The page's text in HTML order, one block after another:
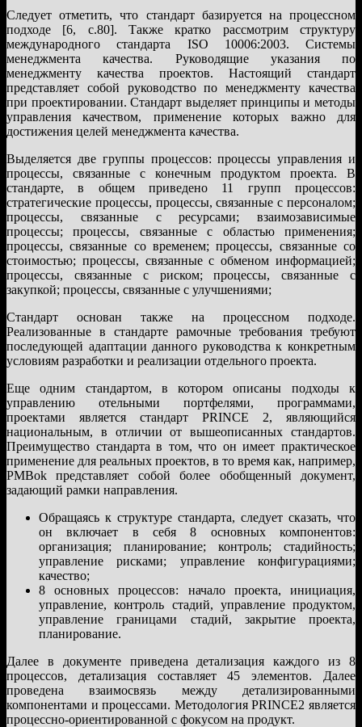
Следует отметить, что стандарт базируется на процессном
подходе [6, с.80]. Также кратко рассмотрим структуру
международного стандарта ISO 10006:2003. Системы
менеджмента качества. Руководящие указания по
менеджменту качества проектов. Настоящий стандарт
представляет собой руководство по менеджменту качества
при проектировании. Стандарт выделяет принципы и методы
управления качеством, применение которых важно для
достижения целей менеджмента качества.
Выделяется две группы процессов: процессы управления и
процессы, связанные с конечным продуктом проекта. В
стандарте, в общем приведено 11 групп процессов:
стратегические процессы, процессы, связанные с персоналом;
процессы, связанные с ресурсами; взаимозависимые
процессы; процессы, связанные с областью применения;
процессы, связанные со временем; процессы, связанные со
стоимостью; процессы, связанные с обменом информацией;
процессы, связанные с риском; процессы, связанные с
закупкой; процессы, связанные с улучшениями;
Стандарт основан также на процессном подходе.
Реализованные в стандарте рамочные требования требуют
последующей адаптации данного руководства к конкретным
условиям разработки и реализации отдельного проекта.
Еще одним стандартом, в котором описаны подходы к
управлению отельными портфелями, программами,
проектами является стандарт PRINCE 2, являющийся
национальным, в отличии от вышеописанных стандартов.
Преимущество стандарта в том, что он имеет практическое
применение для реальных проектов, в то время как, например,
PMBok представляет собой более обобщенный документ,
задающий рамки направления.
Обращаясь к структуре стандарта, следует сказать, что
он включает в себя 8 основных компонентов:
организация; планирование; контроль; стадийность;
управление рисками; управление конфигурациями;
качество;
8 основных процессов: начало проекта, инициация,
управление, контроль стадий, управление продуктом,
управление границами стадий, закрытие проекта,
планирование.
Далее в документе приведена детализация каждого из 8
процессов, детализация составляет 45 элементов. Далее
проведена взаимосвязь между детализированными
компонентами и процессами. Методология PRINCE2 является
процессно-ориентированной с фокусом на продукт.